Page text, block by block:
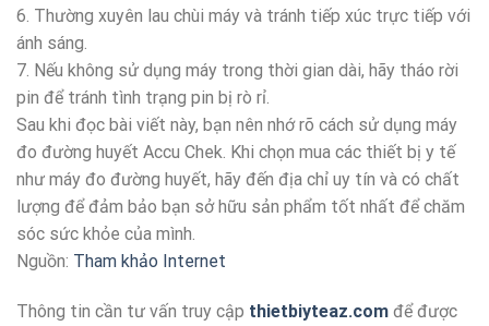
6. Thường xuyên lau chùi máy và tránh tiếp xúc trực tiếp với
ánh sáng.
7. Nếu không sử dụng máy trong thời gian dài, hãy tháo rời
pin để tránh tình trạng pin bị rò rỉ.
Sau khi đọc bài viết này, bạn nên nhớ rõ cách sử dụng máy
đo đường huyết Accu Chek. Khi chọn mua các thiết bị y tế
như máy đo đường huyết, hãy đến địa chỉ uy tín và có chất
lượng để đảm bảo bạn sở hữu sản phẩm tốt nhất để chăm
sóc sức khỏe của mình.
Nguồn: Tham khảo Internet
Thông tin cần tư vấn truy cập thietbiyteaz.com để được